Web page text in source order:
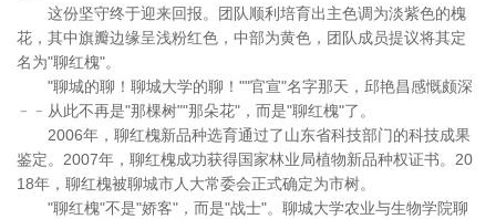
这份坚守终于迎来回报。团队顺利培育出主色调为淡紫色的槐
花，其中旗瓣边缘呈浅粉红色，中部为黄色，团队成员提议将其定
名为"聊红槐"。
"聊城的聊！聊城大学的聊！""官宣"名字那天，邱艳昌感慨颇深
﹣﹣从此不再是"那棵树""那朵花"，而是"聊红槐"了。
2006年，聊红槐新品种选育通过了山东省科技部门的科技成果
鉴定。2007年，聊红槐成功获得国家林业局植物新品种权证书。20
18年，聊红槐被聊城市人大常委会正式确定为市树。
"聊红槐"不是"娇客"，而是"战士"。聊城大学农业与生物学院聊